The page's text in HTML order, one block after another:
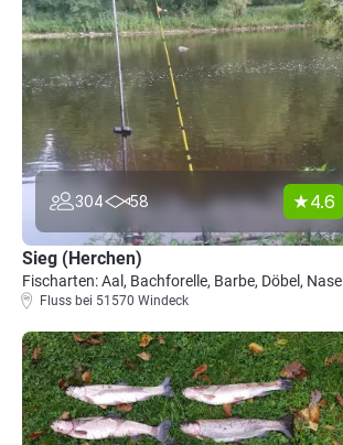
304 58 4.6
Sieg (Herchen)
Fischarten: Aal, Bachforelle, Barbe, Döbel, Nase
Fluss bei 51570 Windeck